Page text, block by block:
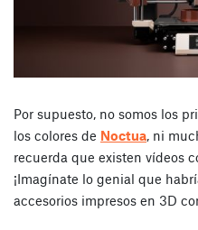
Por supuesto, no somos los
los colores de Noctua, ni
recuerda que existen vídeos
¡Imagínate lo genial que
accesorios impresos en 3D